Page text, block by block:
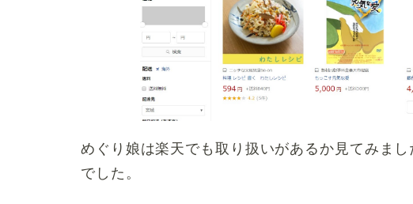
めぐり娘は楽天でも取り扱いがあるか見てみま
でした。